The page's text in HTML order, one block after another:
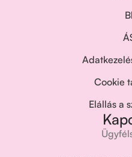
Cookie
Elállás a